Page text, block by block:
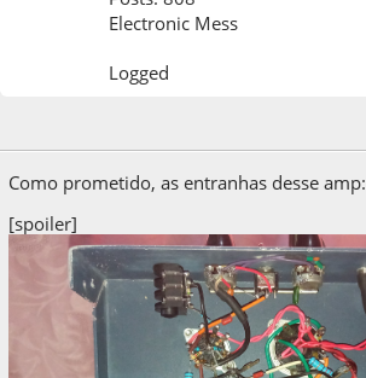
Electronic Mess
Logged
Como prometido, as entranhas desse amp:
[spoiler]